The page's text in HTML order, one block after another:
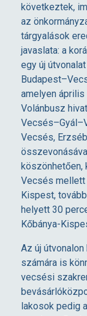
a
p
e
s
t
,
V
e
c
következtek,
az
tárgyalások
javaslata: a
egy új
amelyen
Volánbusz
Vecsés,
köszönhetően,
Vecsés mellett
Kispest,
helyett 30
Kőbánya-
Az új
számára is
vecsési
lakosok pedig